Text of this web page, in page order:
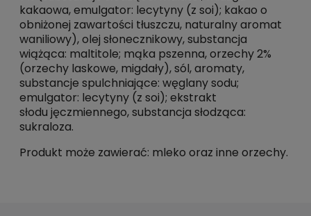
kakaowa, emulgator: lecytyny (z soi); kakao o
obniżonej zawartości tłuszczu, naturalny aromat
waniliowy), olej słonecznikowy, substancja
wiążąca: maltitole; mąka pszenna, orzechy 2%
(orzechy laskowe, migdały), sól, aromaty,
substancje spulchniające: węglany sodu;
emulgator: lecytyny (z soi); ekstrakt
słodu jęczmiennego, substancja słodząca:
sukraloza.
Produkt może zawierać: mleko oraz inne orzechy.